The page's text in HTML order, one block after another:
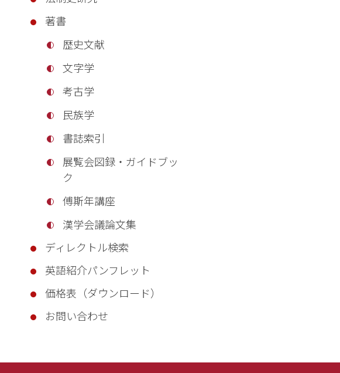
著書
歴史文献
文字学
考古学
民族学
書誌索引
展覧会図録・ガイドブッ
ク
傅斯年講座
漢学会議論文集
ディレクトル検索
英語紹介パンフレット
価格表（ダウンロード）
お問い合わせ